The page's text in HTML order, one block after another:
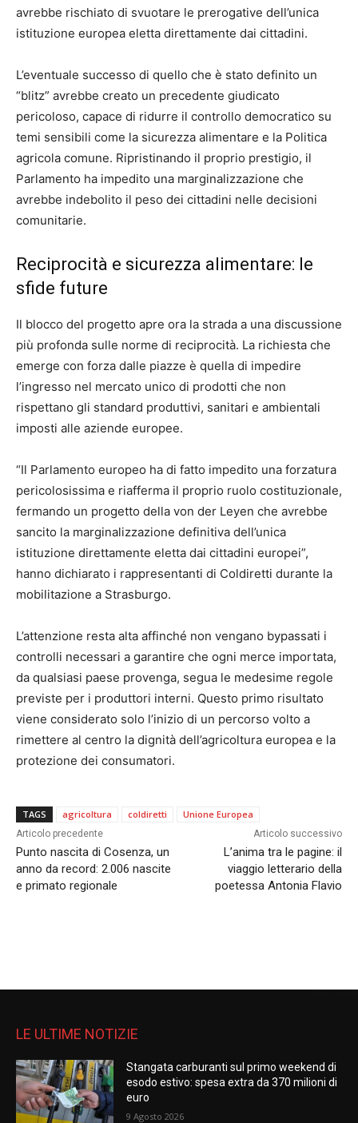
avrebbe rischiato di svuotare le prerogative dell’unica
istituzione europea eletta direttamente dai cittadini.
L’eventuale successo di quello che è stato definito un
“blitz” avrebbe creato un precedente giudicato
pericoloso, capace di ridurre il controllo democratico su
temi sensibili come la sicurezza alimentare e la Politica
agricola comune. Ripristinando il proprio prestigio, il
Parlamento ha impedito una marginalizzazione che
avrebbe indebolito il peso dei cittadini nelle decisioni
comunitarie.
Reciprocità e sicurezza alimentare: le
sfide future
Il blocco del progetto apre ora la strada a una discussione
più profonda sulle norme di reciprocità. La richiesta che
emerge con forza dalle piazze è quella di impedire
l’ingresso nel mercato unico di prodotti che non
rispettano gli standard produttivi, sanitari e ambientali
imposti alle aziende europee.
“Il Parlamento europeo ha di fatto impedito una forzatura
pericolosissima e riafferma il proprio ruolo costituzionale,
fermando un progetto della von der Leyen che avrebbe
sancito la marginalizzazione definitiva dell’unica
istituzione direttamente eletta dai cittadini europei”,
hanno dichiarato i rappresentanti di Coldiretti durante la
mobilitazione a Strasburgo.
L’attenzione resta alta affinché non vengano bypassati i
controlli necessari a garantire che ogni merce importata,
da qualsiasi paese provenga, segua le medesime regole
previste per i produttori interni. Questo primo risultato
viene considerato solo l’inizio di un percorso volto a
rimettere al centro la dignità dell’agricoltura europea e la
protezione dei consumatori.
TAGS agricoltura coldiretti Unione Europea
Articolo precedente
Punto nascita di Cosenza, un
anno da record: 2.006 nascite
e primato regionale
Articolo successivo
L’anima tra le pagine: il
viaggio letterario della
poetessa Antonia Flavio
LE ULTIME NOTIZIE
Stangata carburanti sul primo weekend di
esodo estivo: spesa extra da 370 milioni di
euro
9 Agosto 2026